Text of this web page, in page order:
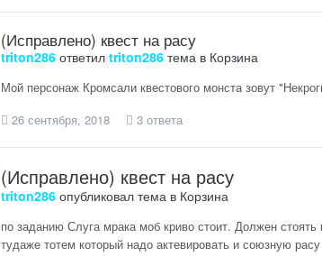
(Исправлено) квест на расу
triton286ответил triton286тема в Корзина
Мой персонаж Кромсали квестового монста зовут
26 сентября, 2018
3 ответа
(Исправлено) квест на расу
triton286опубликовал тема в Корзина
по заданию Слуга мрака моб криво стоит. Должен
тудаже тотем который надо актевировать и союзную